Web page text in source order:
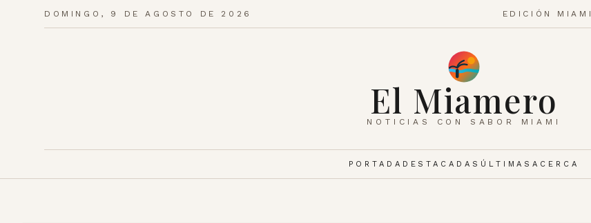
DOMINGO, 9 DE AGOSTO DE 2026 EDICIÓN MIAMI
El Miamero
NOTICIAS CON SABOR MIAMI
PORTADA DESTACADAS ÚLTIMASACERCA